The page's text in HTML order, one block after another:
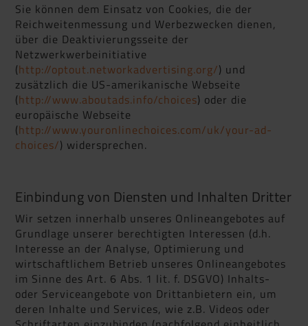
Sie können dem Einsatz von Cookies, die der
Reichweitenmessung und Werbezwecken dienen,
über die Deaktivierungsseite der
Netzwerkwerbeinitiative
(http://optout.networkadvertising.org/) und
zusätzlich die US-amerikanische Webseite
(http://www.aboutads.info/choices) oder die
europäische Webseite
(http://www.youronlinechoices.com/uk/your-ad-
choices/) widersprechen.
Einbindung von Diensten und Inhalten Dritter
Wir setzen innerhalb unseres Onlineangebotes auf
Grundlage unserer berechtigten Interessen (d.h.
Interesse an der Analyse, Optimierung und
wirtschaftlichem Betrieb unseres Onlineangebotes
im Sinne des Art. 6 Abs. 1 lit. f. DSGVO) Inhalts-
oder Serviceangebote von Drittanbietern ein, um
deren Inhalte und Services, wie z.B. Videos oder